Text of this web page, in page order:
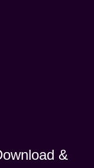
&